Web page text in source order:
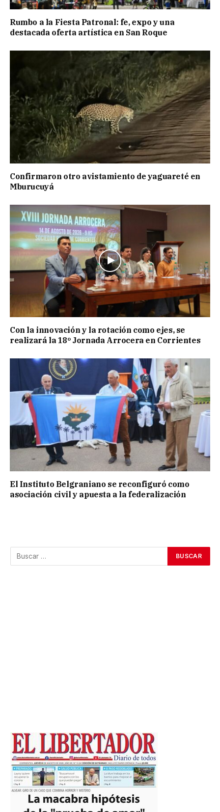
Rumbo a la Fiesta Patronal: fe, expo y una
destacada oferta artística en San Roque
Confirmaron otro avistamiento de yaguareté en
Mburucuyá
Con la innovación y la rotación como ejes, se
realizará la 18º Jornada Arrocera en Corrientes
El Instituto Belgraniano se reconfiguró como
asociación civil y apuesta a la federalización